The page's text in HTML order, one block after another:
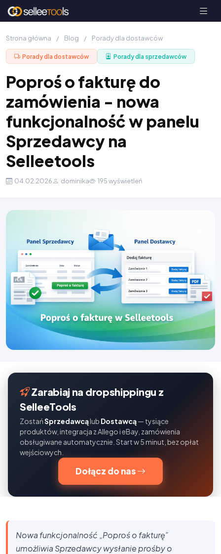
Strona główna / Blog / Porady dla dostawców
Porady dla dostawców Porady dla sprzedawców
Poproś o fakturę do
zamówienia - nowa
funkcjonalność w panelu
Sprzedawcy na
Selleetools
04.02.2026 dominika 195 wyświetleń
Zarabiaj na dropshippingu z
SelleeTools
ZostańSprzedawcąlub Dostawcą— tysiące
produktów, integracja z Allego i eBay, zamówienia
obsługiwane automatycznie. Start w 5 minut, bez opłat
wejściowych.
Dołącz do nas
Nowa funkcjonalność „Poproś o fakturę”
umożliwia Sprzedawcy wysłanie prośby o